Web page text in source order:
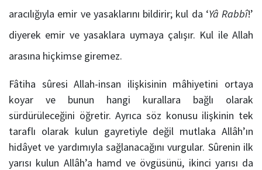
aracılığıyla emir ve yasaklarını bildirir; kul da ‘Yâ Rabbî!’
diyerek emir ve yasaklara uymaya çalışır. Kul ile Allah
arasına hiçkimse giremez.
Fâtiha sûresi Allah-insan ilişkisinin mâhiyetini ortaya
koyar ve bunun hangi kurallara bağlı olarak
sürdürüleceğini öğretir. Ayrıca söz konusu ilişkinin tek
taraflı olarak kulun gayretiyle değil mutlaka Allâh’ın
hidâyet ve yardımıyla sağlanacağını vurgular. Sûrenin ilk
yarısı kulun Allâh’a hamd ve övgüsünü, ikinci yarısı da